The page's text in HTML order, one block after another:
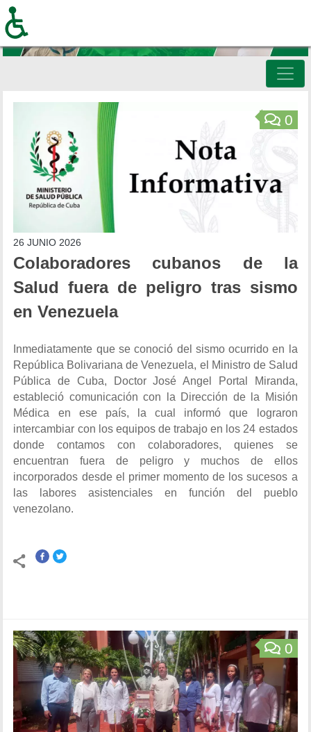
principal
Inicio 0
26 JUNIO 2026
Colaboradores cubanos de la
Salud fuera de peligro tras sismo
en Venezuela
Inmediatamente que se conoció del sismo ocurrido en la
República Bolivariana de Venezuela, el Ministro de Salud
Pública de Cuba, Doctor José Angel Portal Miranda,
estableció comunicación con la Dirección de la Misión
Médica en ese país, la cual informó que lograron
intercambiar con los equipos de trabajo en los 24 estados
donde contamos con colaboradores, quienes se
encuentran fuera de peligro y muchos de ellos
incorporados desde el primer momento de los sucesos a
las labores asistenciales en función del pueblo
venezolano.
0